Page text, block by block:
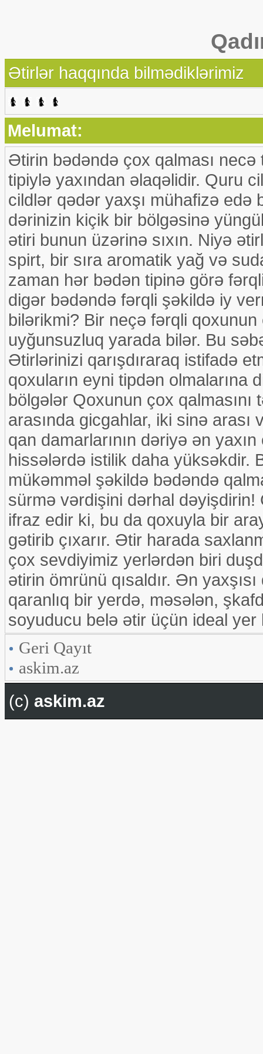
Ətirlər haqqında bilmədiklərimiz
Melumat:
Ətirin bədəndə çox qalması
tipiylə yaxından əlaqəlidir. Quru
cildlər qədər yaxşı mühafizə edə
dərinizin kiçik bir bölgəsinə
ətiri bunun üzərinə sıxın. Niyə
spirt, bir sıra aromatik yağ və
zaman hər bədən tipinə görə
digər bədəndə fərqli şəkildə iy
bilərikmi? Bir neçə fərqli
uyğunsuzluq yarada bilər. Bu
Ətirlərinizi qarışdıraraq istifadə
qoxuların eyni tipdən olmalarına
bölgələr Qoxunun çox
arasında gicgahlar, iki sinə
qan damarlarının dəriyə ən
hissələrdə istilik daha yüksəkdir.
mükəmməl şəkildə bədəndə
sürmə vərdişini dərhal
ifraz edir ki, bu da qoxuyla bir
gətirib çıxarır. Ətir harada
çox sevdiyimiz yerlərdən biri
ətirin ömrünü qısaldır. Ən
qaranlıq bir yerdə, məsələn,
soyuducu belə ətir üçün ideal yer
Geri Qayıt
askim.az
(c) askim.az